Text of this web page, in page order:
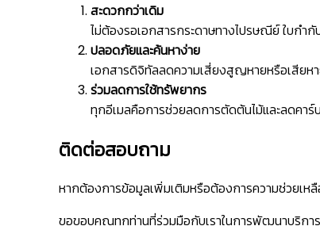
สะดวกกว่าเดิม
ไม่ต้องรอเอกสารกระดาษทางไปรษณีย์ ใบก
ปลอดภัยและค้นหาง่าย
เอกสารดิจิทัลลดความเสี่ยงสูญหายหรือเสีย
ร่วมลดการใช้ทรัพยากร
ทุกอีเมลคือการช่วยลดการตัดต้นไม้และลดค
ติดต่อสอบถาม
หากต้องการข้อมูลเพิ่มเติมหรือต้องการความช่วยเ
ขอขอบคุณทุกท่านที่ร่วมมือกับเราในการพัฒนาบริกา